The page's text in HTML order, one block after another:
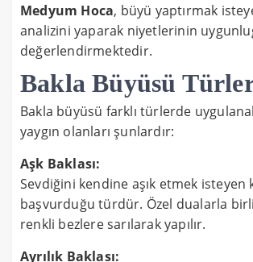
Medyum Hoca, büyü yaptırmak
analizini yaparak niyetlerinin
değerlendirmektedir.
Bakla Büyüsü
Bakla büyüsü farklı türlerde
yaygın olanları şunlardır:
Aşk Baklası:
Sevdiğini kendine aşık etmek isteyen
başvurduğu türdür. Özel dualarla
renkli bezlere sarılarak yapılır.
Ayrılık Baklası: